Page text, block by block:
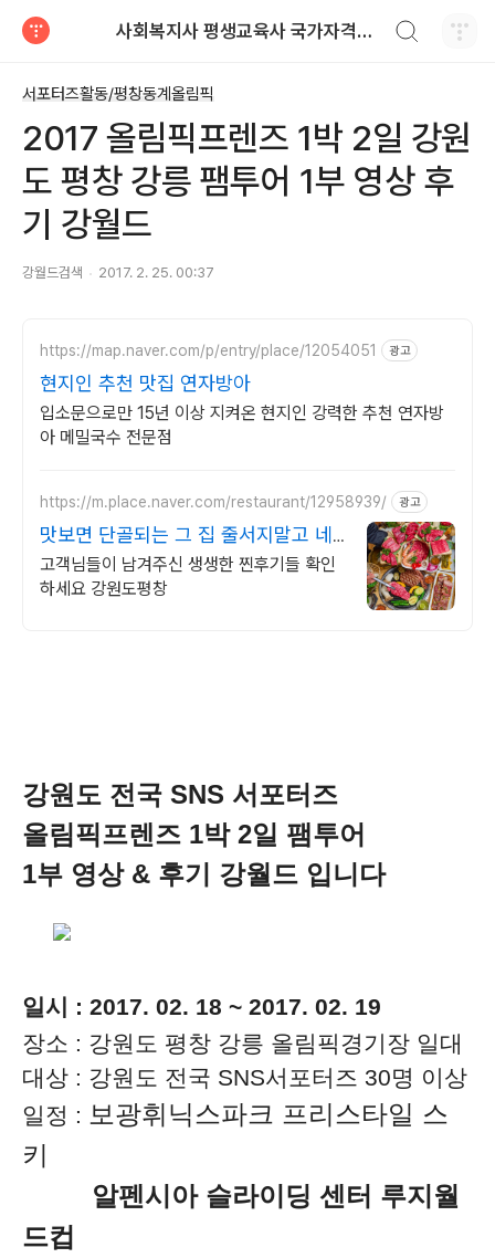
사회복지사 평생교육사 국가자격증 레포트 자료
서포터즈활동/평창동계올림픽
2017 올림픽프렌즈 1박 2일 강원
도 평창 강릉 팸투어 1부 영상 후
기 강월드
강월드검색 2017. 2. 25. 00:37
https://map.naver.com/p/entry/place/12054051 광고
현지인 추천 맛집 연자방아
입소문으로만 15년 이상 지켜온 현지인 강력한 추천 연자방
아 메밀국수 전문점
https://m.place.naver.com/restaurant/12958939/ 광고
맛보면 단골되는 그 집 줄서지말고 네
이버예약하세요
고객님들이 남겨주신 생생한 찐후기들 확인
하세요 강원도평창
강원도 전국 SNS 서포터즈
올림픽프렌즈 1박 2일 팸투어
1부 영상 & 후기 강월드 입니다
일시 : 2017. 02. 18 ~ 2017. 02. 19
장소 : 강원도 평창 강릉 올림픽경기장 일대
대상 : 강원도 전국 SNS서포터즈 30명 이상
일정 : 보광휘닉스파크 프리스타일 스
키
알펜시아 슬라이딩 센터 루지월
드컵